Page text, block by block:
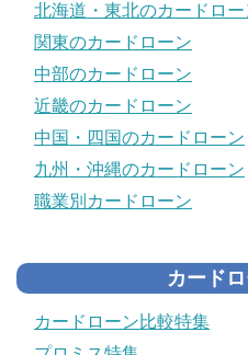
北海道・東北のカードロー
関東のカードローン
中部のカードローン
近畿のカードローン
中国・四国のカードローン
九州・沖縄のカードローン
職業別カードローン
カード
カードローン比較特集